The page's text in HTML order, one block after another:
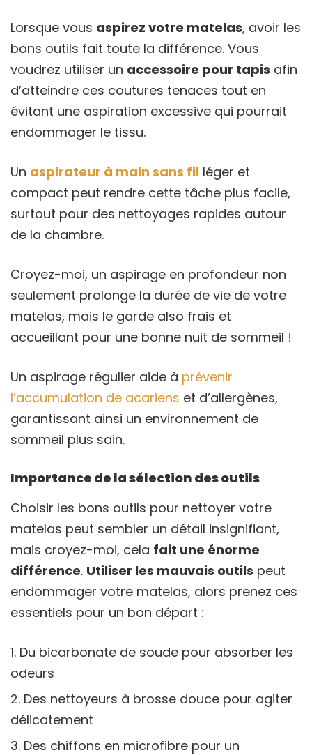
Lorsque vous aspirez votre matelas, avoir les
bons outils fait toute la différence. Vous
voudrez utiliser un accessoire pour tapis afin
d’atteindre ces coutures tenaces tout en
évitant une aspiration excessive qui pourrait
endommager le tissu.
Un aspirateur à main sans fil léger et
compact peut rendre cette tâche plus facile,
surtout pour des nettoyages rapides autour
de la chambre.
Croyez-moi, un aspirage en profondeur non
seulement prolonge la durée de vie de votre
matelas, mais le garde also frais et
accueillant pour une bonne nuit de sommeil !
Un aspirage régulier aide à prévenir
l’accumulation de acariens et d’allergènes,
garantissant ainsi un environnement de
sommeil plus sain.
Importance de la sélection des outils
Choisir les bons outils pour nettoyer votre
matelas peut sembler un détail insignifiant,
mais croyez-moi, cela fait une énorme
différence. Utiliser les mauvais outils peut
endommager votre matelas, alors prenez ces
essentiels pour un bon départ :
Du bicarbonate de soude pour absorber les
odeurs
Des nettoyeurs à brosse douce pour agiter
délicatement
Des chiffons en microfibre pour un